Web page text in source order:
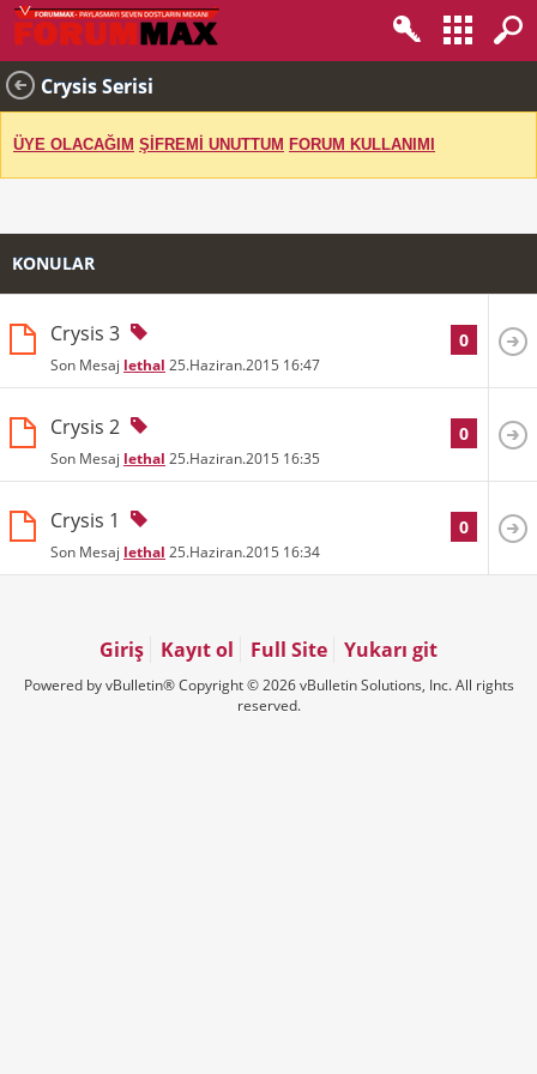
Crysis Serisi
ÜYE OLACAĞIM ŞİFREMİ UNUTTUM FORUM KULLANIMI
KONULAR
Crysis 3
Son Mesaj lethal 25.Haziran.2015 16:47
0
Crysis 2
Son Mesaj lethal 25.Haziran.2015 16:35
0
Crysis 1
Son Mesaj lethal 25.Haziran.2015 16:34
0
Giriş Kayıt ol Full Site Yukarı git
Powered by vBulletin® Copyright © 2026 vBulletin Solutions, Inc. All rights
reserved.